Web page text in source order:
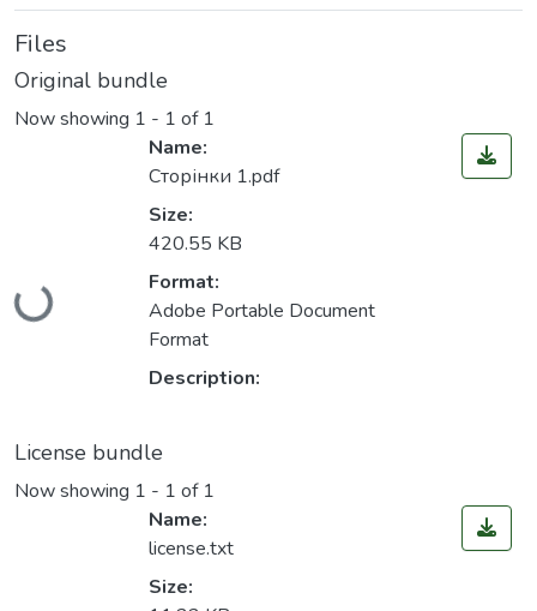
Files
Original bundle
Now showing 1 - 1 of 1
Loading...
Name:
Сторінки 1.pdf
Size:
420.55 KB
Format:
Adobe Portable Document
Format
Description:
License bundle
Now showing 1 - 1 of 1
Name:
license.txt
Size: